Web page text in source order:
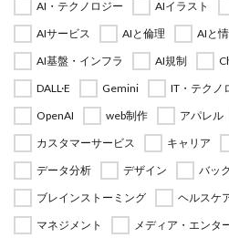
AI・テクノロジー AIイラスト
AIサービス
AIと倫理 AIと
AI基盤・インフラ
AI規制
DALL·E
Gemini IT・テクノ
OpenAI
web制作 アパレル
カスタマーサービス
キャリア
データ分析
デザイン
バッ
ブレインストーミング
ヘルスケ
マネジメント
メディア・エンタ